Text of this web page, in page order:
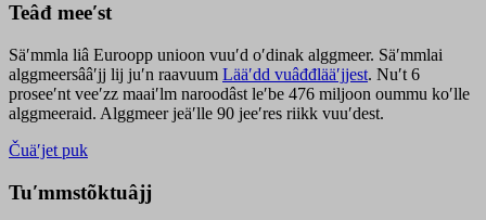
Teâđ meeʹst
Säʹmmla liâ Euroopp unioon vuuʹd oʹdinak alggmeer. Säʹmmlai
alggmeersââʹjj lij juʹn raavuum Lääʹdd vuâđđlääʹjjest. Nuʹt 6
proseeʹnt veeʹzz maaiʹlm naroodâst leʹbe 476 miljoon oummu koʹlle
alggmeeraid. Alggmeer jeäʹlle 90 jeeʹres riikk vuuʹdest.
Čuäʹjet puk
Tuʹmmstõktuâjj